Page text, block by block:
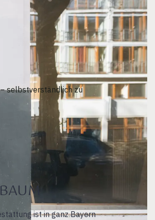
selbstverständlich zu
ist in ganz Bayern